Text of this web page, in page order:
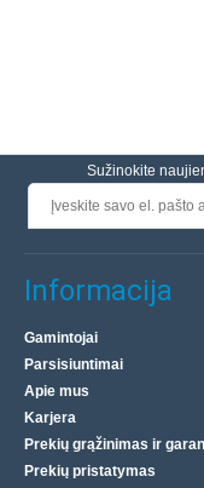
Sužinokite
Informacija
Gamintojai
Parsisiuntimai
Apie mus
Karjera
Prekių grąžinimas ir
Prekių pristatymas